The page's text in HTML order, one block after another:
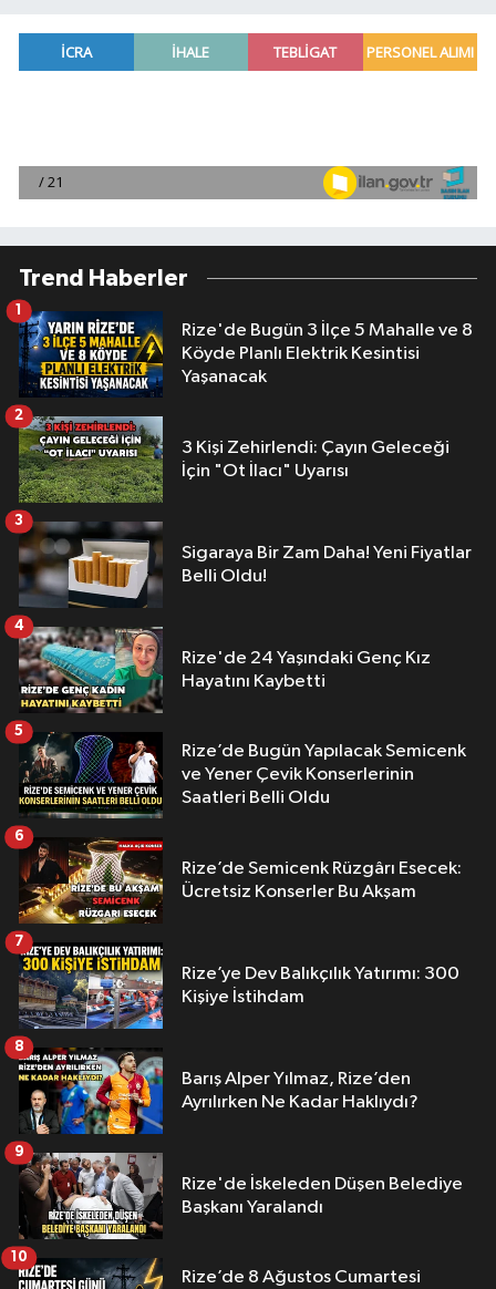
Trend Haberler
Rize'de Bugün 3 İlçe 5 Mahalle ve 8
Köyde Planlı Elektrik Kesintisi
Yaşanacak
1
3 Kişi Zehirlendi: Çayın Geleceği
İçin "Ot İlacı" Uyarısı
2
Sigaraya Bir Zam Daha! Yeni Fiyatlar
Belli Oldu!
3
Rize'de 24 Yaşındaki Genç Kız
Hayatını Kaybetti
4
Rize’de Bugün Yapılacak Semicenk
ve Yener Çevik Konserlerinin
Saatleri Belli Oldu
5
Rize’de Semicenk Rüzgârı Esecek:
Ücretsiz Konserler Bu Akşam
6
Rize’ye Dev Balıkçılık Yatırımı: 300
Kişiye İstihdam
7
Barış Alper Yılmaz, Rize’den
Ayrılırken Ne Kadar Haklıydı?
8
Rize'de İskeleden Düşen Belediye
Başkanı Yaralandı
9
Rize’de 8 Ağustos Cumartesi
10